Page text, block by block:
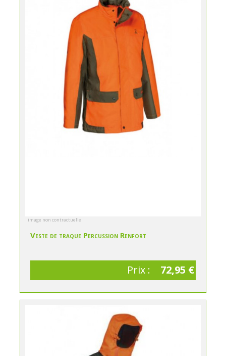
image non contractuelle
Veste de traque Percussion Renfort
Prix : 72,95 €